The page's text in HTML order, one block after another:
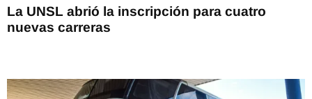
La UNSL abrió la inscripción para cuatro
nuevas carreras